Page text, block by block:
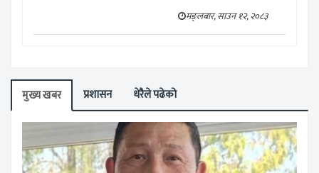
मङ्लबार, साउन १२, २०८३
मुख्य खबर प्रशासन धेरैले पढेको